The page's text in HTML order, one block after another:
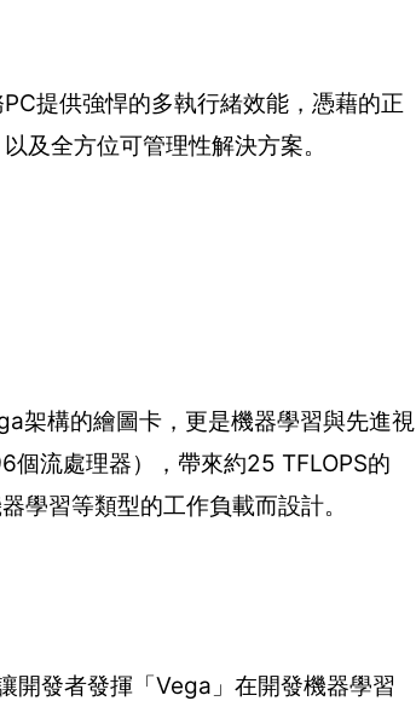
提供強悍的多執行緒效能，憑藉的正
及全方位可管理性解決方案。
架構的繪圖卡，更是機器學習與先進視
流處理器），帶來約25 TFLOPS的
學習等類型的工作負載而設計。
開發者發揮「Vega」在開發機器學習